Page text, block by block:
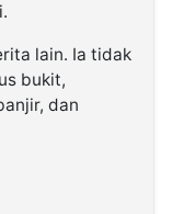
lain. Ia tidak
bukit,
dan